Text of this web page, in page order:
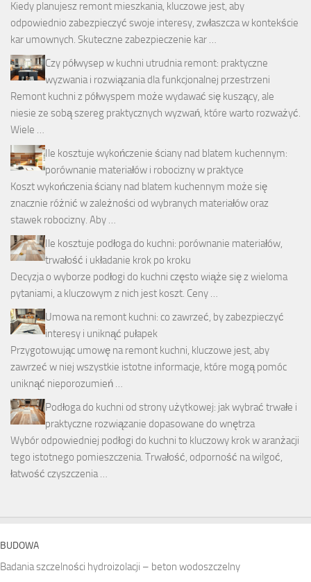
Kiedy planujesz remont mieszkania, kluczowe jest, aby
odpowiednio zabezpieczyć swoje interesy, zwłaszcza w kontekście
kar umownych. Skuteczne zabezpieczenie kar …
Czy półwysep w kuchni utrudnia remont: praktyczne
wyzwania i rozwiązania dla funkcjonalnej przestrzeni
Remont kuchni z półwyspem może wydawać się kuszący, ale
niesie ze sobą szereg praktycznych wyzwań, które warto rozważyć.
Wiele …
Ile kosztuje wykończenie ściany nad blatem kuchennym:
porównanie materiałów i robocizny w praktyce
Koszt wykończenia ściany nad blatem kuchennym może się
znacznie różnić w zależności od wybranych materiałów oraz
stawek robocizny. Aby …
Ile kosztuje podłoga do kuchni: porównanie materiałów,
trwałość i układanie krok po kroku
Decyzja o wyborze podłogi do kuchni często wiąże się z wieloma
pytaniami, a kluczowym z nich jest koszt. Ceny …
Umowa na remont kuchni: co zawrzeć, by zabezpieczyć
interesy i uniknąć pułapek
Przygotowując umowę na remont kuchni, kluczowe jest, aby
zawrzeć w niej wszystkie istotne informacje, które mogą pomóc
uniknąć nieporozumień …
Podłoga do kuchni od strony użytkowej: jak wybrać trwałe i
praktyczne rozwiązanie dopasowane do wnętrza
Wybór odpowiedniej podłogi do kuchni to kluczowy krok w aranżacji
tego istotnego pomieszczenia. Trwałość, odporność na wilgoć,
łatwość czyszczenia …
BUDOWA
Badania szczelności hydroizolacji – beton wodoszczelny